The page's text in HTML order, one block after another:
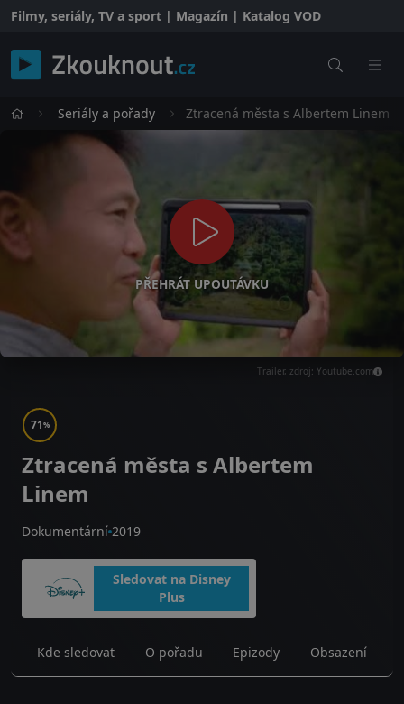
Filmy, seriály, TV a sport | Magazín | Katalog VOD
Seriály a pořady Ztracená města s Albertem Linem
PŘEHRÁT UPOUTÁVKU
Trailer, zdroj: Youtube.com
71%
Ztracená města s Albertem
Linem
Dokumentární 2019
Sledovat na Disney
Plus
Kde sledovat O pořadu Epizody Obsazení